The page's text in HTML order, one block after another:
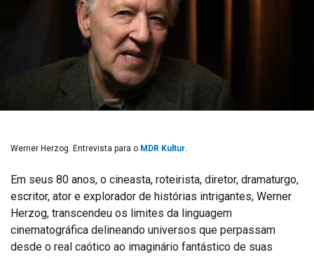
Werner Herzog. Entrevista para o MDR Kultur.
Em seus 80 anos, o cineasta, roteirista, diretor, dramaturgo,
escritor, ator e explorador de histórias intrigantes, Werner
Herzog, transcendeu os limites da linguagem
cinematográfica delineando universos que perpassam
desde o real caótico ao imaginário fantástico de suas